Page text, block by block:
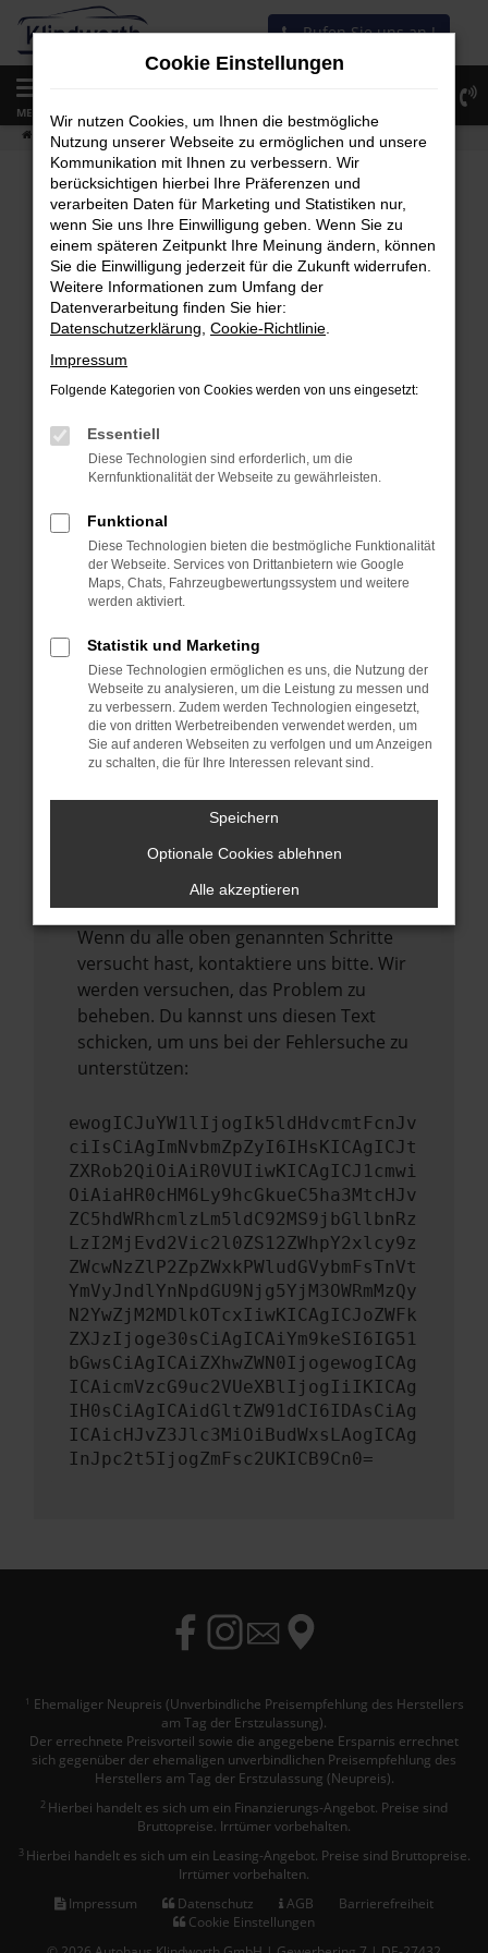
Zum
Hauptinhalt
springen
Rufen Sie uns an !
MENÜ
Startseite Fahrzeugangebot Fahrzeug-Showroom
Fehler: Network Error
Beim Laden ist ein Fehler aufgetreten.
Hier sind ein paar Tipps, die dir helfen können:
Überprüfe deine Firewall und deine
Internetverbindung.
deine Suchmaschine?
Prüfe deine Browsererweiterungen.
können das Laden bestimmter Seiten
verhindern. Funktioniert die Seite in einem
anderen Browser oder in einem privaten
Fenster?
Das kann manchmal helfen,
vorübergehende Probleme zu beheben.
Stelle sicher, dass dein Browser und dein
Betriebssystem auf dem neuesten Stand
sind.
Veraltete Software birgt nicht nur ein
Sicherheitsrisiko, sondern kann auch dazu
führen, dass bestimmte Funktionen nicht
Wende dich an den Webseitenbetreiber.
Wenn du alle oben genannten Schritte
versucht hast, kontaktiere uns bitte. Wir
werden versuchen, das Problem zu
beheben. Du kannst uns diesen Text
schicken, um uns bei der Fehlersuche zu
unterstützen:
ewogICJuYW1lIjogIk5ldHdvcmtFcnJv
ciIsCiAgImNvbmZpZyI6IHsKICAgICJt
ZXRob2QiOiAiR0VUIiwKICAgICJ1cmwi
OiAiaHR0cHM6Ly9hcGkueC5ha3MtcHJv
ZC5hdWRhcmlzLm5ldC92MS9jbGllbnRz
LzI2MjEvd2Vic2l0ZS12ZWhpY2xlcy9z
ZWcwNzZlP2ZpZWxkPWludGVybmFsTnVt
YmVyJndlYnNpdGU9Njg5YjM3OWRmMzQy
N2YwZjM2MDlkOTcxIiwKICAgICJoZWFk
ZXJzIjoge30sCiAgICAiYm9keSI6IG51
bGwsCiAgICAiZXhwZWN0IjogewogICAg
ICAicmVzcG9uc2VUeXBlIjogIiIKICAg
IH0sCiAgICAidGltZW91dCI6IDAsCiAg
ICAicHJvZ3Jlc3MiOiBudWxsLAogICAg
InJpc2t5IjogZmFsc2UKICB9Cn0=
1 Ehemaliger Neupreis (Unverbindliche Preisempfehlung des Herstellers
am Tag der Erstzulassung).
Der errechnete Preisvorteil sowie die angegebene Ersparnis errechnet
sich gegenüber der ehemaligen unverbindlichen Preisempfehlung des
Herstellers am Tag der Erstzulassung (Neupreis).
2 Hierbei handelt es sich um ein Finanzierungs-Angebot. Preise sind
Bruttopreise. Irrtümer vorbehalten.
3 Hierbei handelt es sich um ein Leasing-Angebot. Preise sind Bruttopreise.
Irrtümer vorbehalten.
Impressum
Datenschutz AGB
Barrierefreiheit
Cookie Einstellungen
Cookie Einstellungen
Wir nutzen Cookies, um Ihnen die bestmögliche
Nutzung unserer Webseite zu ermöglichen und unsere
Kommunikation mit Ihnen zu verbessern. Wir
berücksichtigen hierbei Ihre Präferenzen und
verarbeiten Daten für Marketing und Statistiken nur,
wenn Sie uns Ihre Einwilligung geben. Wenn Sie zu
einem späteren Zeitpunkt Ihre Meinung ändern, können
Sie die Einwilligung jederzeit für die Zukunft widerrufen.
Weitere Informationen zum Umfang der
Datenverarbeitung finden Sie hier:
Datenschutzerklärung Cookie-Richtlinie
Impressum
Folgende Kategorien von Cookies werden von uns eingesetzt:
Essentiell
Diese Technologien sind erforderlich, um die
Kernfunktionalität der Webseite zu gewährleisten.
Funktional
Diese Technologien bieten die bestmögliche Funktionalität
der Webseite. Services von Drittanbietern wie Google
Maps, Chats, Fahrzeugbewertungssystem und weitere
werden aktiviert.
Statistik und Marketing
Diese Technologien ermöglichen es uns, die Nutzung der
Webseite zu analysieren, um die Leistung zu messen und
zu verbessern. Zudem werden Technologien eingesetzt,
die von dritten Werbetreibenden verwendet werden, um
Sie auf anderen Webseiten zu verfolgen und um Anzeigen
zu schalten, die für Ihre Interessen relevant sind.
Speichern
Optionale Cookies ablehnen
Alle akzeptieren